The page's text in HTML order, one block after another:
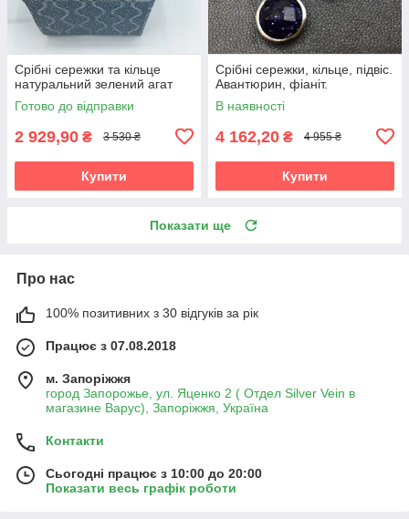
Срібні сережки та кільце
натуральний зелений агат
Готово до відправки
2 929,90 ₴ 3 530 ₴
Купити
Срібні сережки, кільце, підвіс.
Авантюрин, фіаніт.
В наявності
4 162,20 ₴ 4 955 ₴
Купити
Показати ще
Про нас
100% позитивних з 30 відгуків за рік
Працює з 07.08.2018
м. Запоріжжя
город Запорожье, ул. Яценко 2 ( Отдел Silver Vein в
магазине Варус), Запоріжжя, Україна
Контакти
Сьогодні працює з 10:00 до 20:00
Показати весь графік роботи